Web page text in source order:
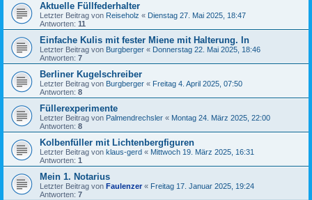
Aktuelle Füllfederhalter
Letzter Beitrag von Reiseholz « Dienstag 27. Mai 2025, 18:47
Antworten: 11
Einfache Kulis mit fester Miene mit Halterung. In
Letzter Beitrag von Burgberger « Donnerstag 22. Mai 2025, 18:46
Antworten: 7
Berliner Kugelschreiber
Letzter Beitrag von Burgberger « Freitag 4. April 2025, 07:50
Antworten: 8
Füllerexperimente
Letzter Beitrag von Palmendrechsler « Montag 24. März 2025, 22:00
Antworten: 8
Kolbenfüller mit Lichtenbergfiguren
Letzter Beitrag von klaus-gerd « Mittwoch 19. März 2025, 16:31
Antworten: 1
Mein 1. Notarius
Letzter Beitrag von Faulenzer « Freitag 17. Januar 2025, 19:24
Antworten: 7